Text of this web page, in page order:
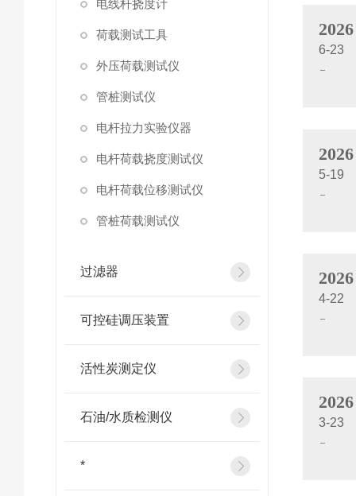
电线杆挠度计
荷载测试工具
外压荷载测试仪
管桩测试仪
电杆拉力实验仪器
电杆荷载挠度测试仪
电杆荷载位移测试仪
管桩荷载测试仪
过滤器
可控硅调压装置
活性炭测定仪
石油/水质检测仪
*
2026
6-23
2026
5-19
2026
4-22
2026
3-23